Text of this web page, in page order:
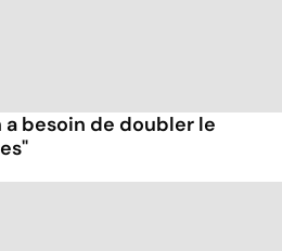
a besoin de doubler le